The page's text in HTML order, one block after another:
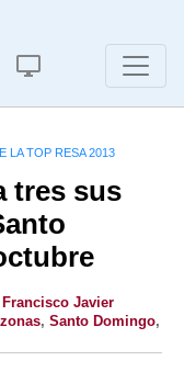
LA TOP RESA 2013
tres sus
Francisco Javier
, Santo Domingo,